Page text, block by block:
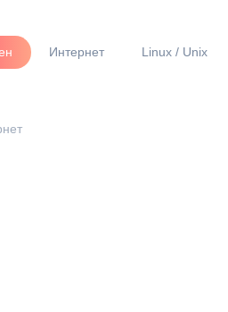
Интернет Linux / Unix